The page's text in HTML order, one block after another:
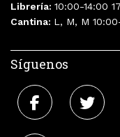
Librería: 10:00-14:00
Cantina: L, M, M
Síguenos